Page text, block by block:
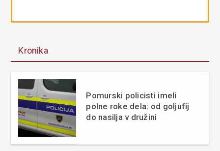
Kronika
Pomurski policisti imeli
polne roke dela: od goljufij
do nasilja v družini